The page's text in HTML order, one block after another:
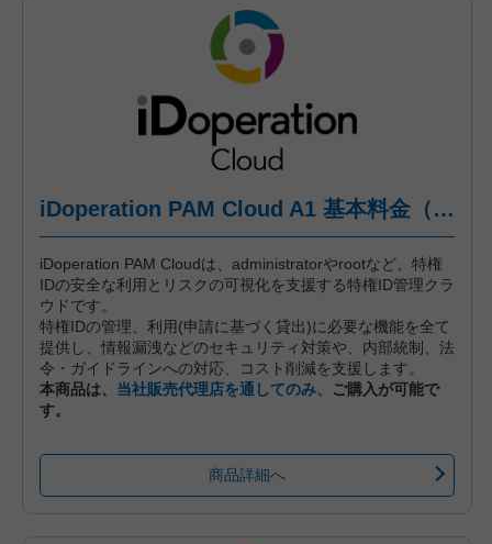
iDoperation PAM Cloud A1 基本料金（標準プラン、月々後払い）
iDoperation PAM Cloudは、administratorやrootなど、特権
IDの安全な利用とリスクの可視化を支援する特権ID管理クラ
ウドです。
特権IDの管理、利用(申請に基づく貸出)に必要な機能を全て
提供し、情報漏洩などのセキュリティ対策や、内部統制、法
令・ガイドラインへの対応、コスト削減を支援します。
本商品は、 当社販売代理店を通してのみ、
ご購入が可能で
す。
商品詳細へ